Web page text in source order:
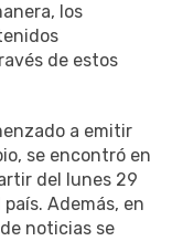
los
de estos
a emitir
se encontró en
del lunes 29
Además, en
noticias se